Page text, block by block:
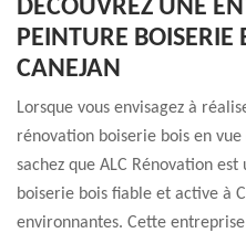
DÉCOUVREZ UNE
PEINTURE BOISERIE
CANEJAN
Lorsque vous envisagez à
rénovation boiserie bois en
sachez que ALC Rénovation
boiserie bois fiable et active à
environnantes. Cette